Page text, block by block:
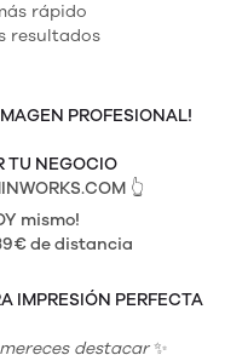
rápido
resultados
PROFESIONAL!
TU NEGOCIO
👆
mismo!
de distancia
IMPRESIÓN PERFECTA
destacar✨